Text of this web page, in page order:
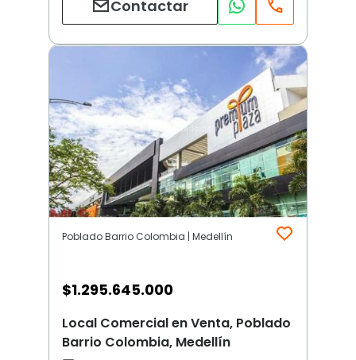
Contactar
Poblado Barrio Colombia | Medellín
$1.295.645.000
Local Comercial en Venta, Poblado
Barrio Colombia, Medellín